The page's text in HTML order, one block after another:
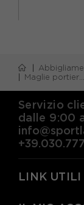
Maglie portiere calcio
Servizio
dalle 9:00
LINK UTILI